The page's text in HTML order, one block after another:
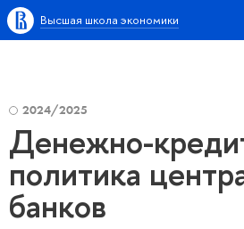
Высшая школа экономики
2024/2025
Денежно-
политика
банков